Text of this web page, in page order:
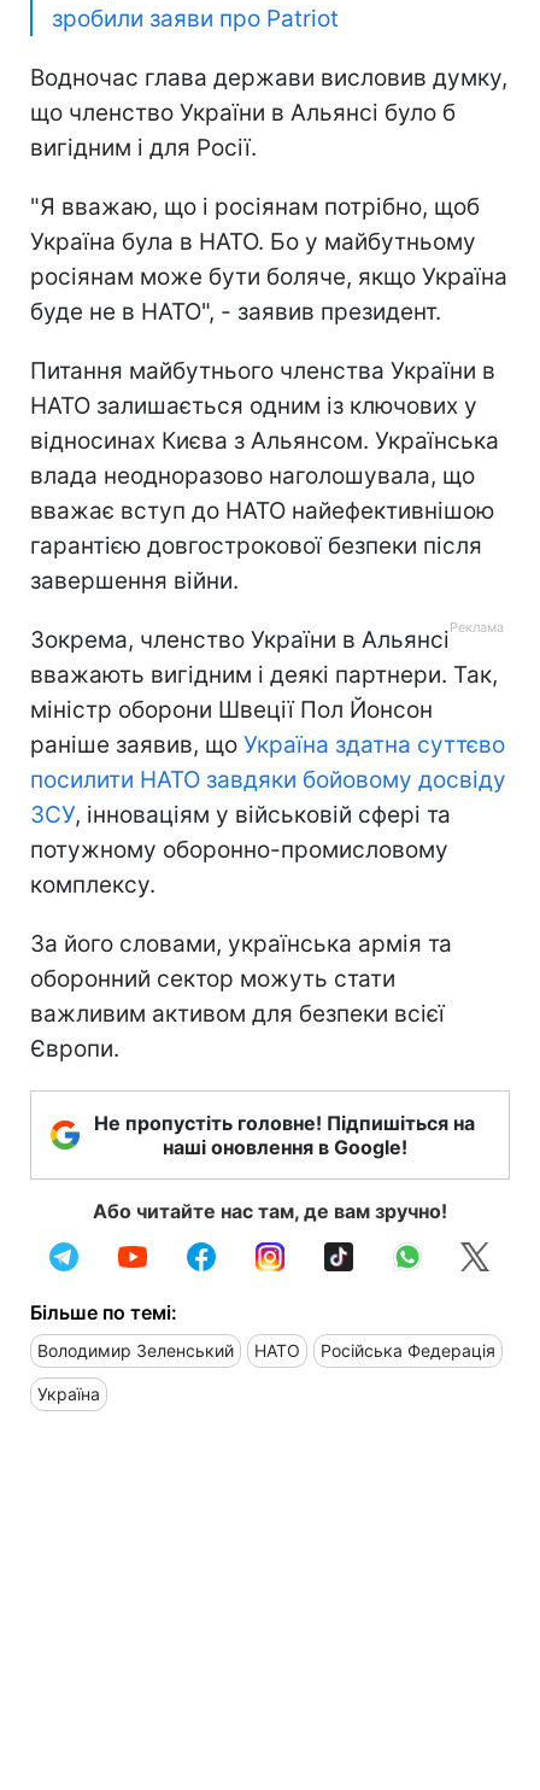
зробили заяви про Patriot
Водночас глава держави висловив думку,
що членство України в Альянсі було б
вигідним і для Росії.
"Я вважаю, що і росіянам потрібно, щоб
Україна була в НАТО. Бо у майбутньому
росіянам може бути боляче, якщо Україна
буде не в НАТО", - заявив президент.
Питання майбутнього членства України в
НАТО залишається одним із ключових у
відносинах Києва з Альянсом. Українська
влада неодноразово наголошувала, що
вважає вступ до НАТО найефективнішою
гарантією довгострокової безпеки після
завершення війни.
Зокрема, членство України в Альянсі
вважають вигідним і деякі партнери. Так,
міністр оборони Швеції Пол Йонсон
раніше заявив, що Україна здатна суттєво
посилити НАТО завдяки бойовому досвіду
ЗСУ, інноваціям у військовій сфері та
потужному оборонно-промисловому
комплексу.
За його словами, українська армія та
оборонний сектор можуть стати
важливим активом для безпеки всієї
Європи.
Не пропустіть головне! Підпишіться на
наші оновлення в Google!
Або читайте нас там, де вам зручно!
Більше по темі:
Володимир Зеленський НАТО Російська Федерація
Україна